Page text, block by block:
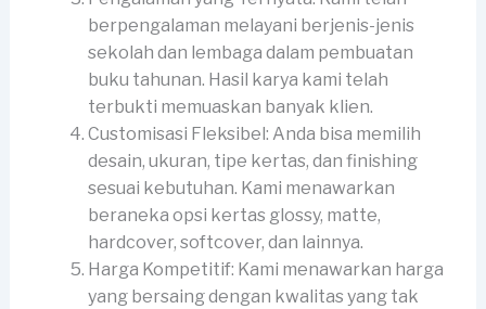
berpengalaman melayani berjenis-jenis
sekolah dan lembaga dalam pembuatan
buku tahunan. Hasil karya kami telah
terbukti memuaskan banyak klien.
Customisasi Fleksibel: Anda bisa memilih
desain, ukuran, tipe kertas, dan finishing
sesuai kebutuhan. Kami menawarkan
beraneka opsi kertas glossy, matte,
hardcover, softcover, dan lainnya.
Harga Kompetitif: Kami menawarkan harga
yang bersaing dengan kwalitas yang tak